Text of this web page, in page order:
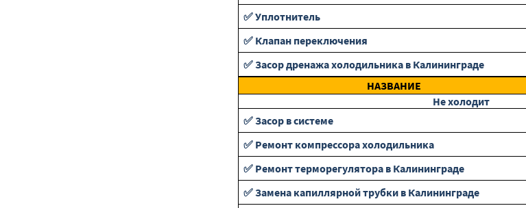
✅ Уплотнитель
✅ Клапан переключения
✅ Засор дренажа холодильника в Калининграде
НАЗВАНИЕ
Не холодит
✅ Засор в системе
✅ Ремонт компрессора холодильника
✅ Ремонт терморегулятора в Калининграде
✅ Замена капиллярной трубки в Калининграде